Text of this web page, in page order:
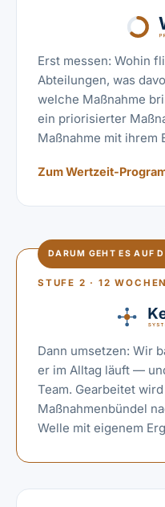
Erst messen: Wohin
Abteilungen, was
welche Maßnahme
ein priorisierter
Maßnahme mit ihrem
Zum Wertzeit-
DARUM GEHT ES AUF
STUFE 2 · 12 WOCHEN
Dann umsetzen: Wir
er im Alltag läuft —
Team. Gearbeitet
Maßnahmenbündel
Welle mit eigenem